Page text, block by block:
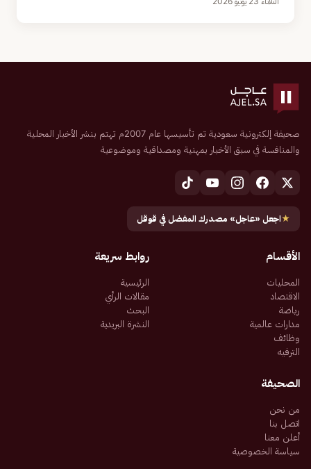
صحيفة إلكترونية سعودية تم تأسيسها عام 2007م تهتم بنشر الأخبار المحلية
والمنافسة في سبق الأخبار بمهنية ومصداقية وموضوعية
★اجعل «عاجل» مصدرك المفضل في قوقل
الأقسام
المحليات
الاقتصاد
رياضة
مدارات عالمية
وظائف
الترفيه
روابط سريعة
الرئيسية
مقالات الرأي
البحث
النشرة البريدية
الصحيفة
من نحن
اتصل بنا
أعلن معنا
سياسة الخصوصية